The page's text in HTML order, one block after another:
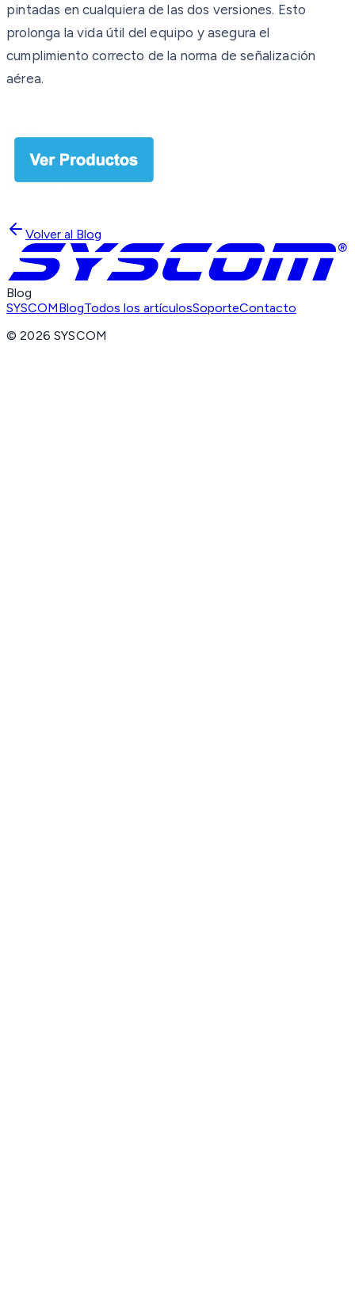
pintadas en cualquiera de las dos versiones. Esto
prolonga la vida útil del equipo y asegura el
cumplimiento correcto de la norma de señalización
aérea.
Volver al Blog
Blog
SYSCOMBlogTodos los artículosSoporteContacto
©2026 SYSCOM